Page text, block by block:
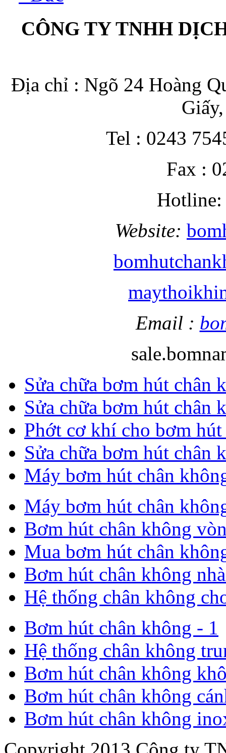
CÔNG TY TNHH
Địa chỉ : Ngõ 24 Hoàng
Tel : 0243
Fax :
Hotline:
Website:
Email :
Sửa chữa bơm hút chân
Sửa chữa bơm hút chân
Phớt cơ khí cho bơm
Sửa chữa bơm hút chân
Máy bơm hút chân
Máy bơm hút chân
Bơm hút chân không
Mua bơm hút chân
Bơm hút chân không
Hệ thống chân không
Bơm hút chân không - 1
Hệ thống chân không
Bơm hút chân không
Bơm hút chân không
Bơm hút chân không